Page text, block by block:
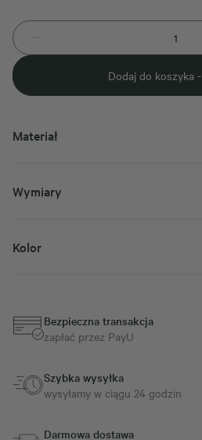
Dodaj do koszyka -
Materiał
Wymiary
Kolor
Bezpieczna transakcja
zapłać przez PayU
Szybka wysyłka
wysyłamy w ciągu 24 godzin
Darmowa dostawa